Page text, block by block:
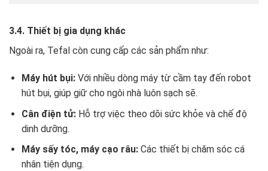
3.4. Thiết bị gia dụng khác
Ngoài ra, Tefal còn cung cấp các sản phẩm như:
Máy hút bụi:Với nhiều dòng máy từ cầm tay đến robot
hút bụi, giúp giữ cho ngôi nhà luôn sạch sẽ.
Cân điện tử:Hỗ trợ việc theo dõi sức khỏe và chế độ
dinh dưỡng.
Máy sấy tóc, máy cạo râu:Các thiết bị chăm sóc cá
nhân tiện dụng.